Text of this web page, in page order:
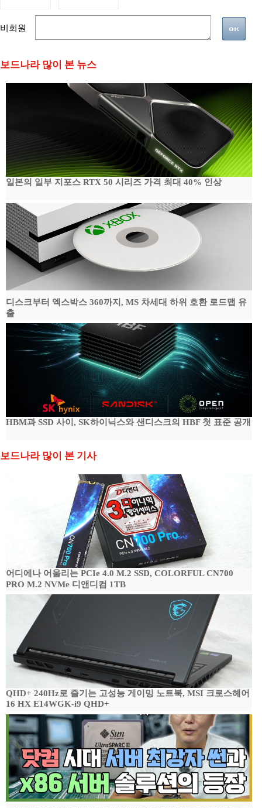
비회원
보드나라 많이 본 뉴스
일본의 일부 지포스 RTX 50 시리즈 가격 최대 40% 인상
디스크부터 엑스박스 360까지, MS 차세대 하위 호환 로드맵 유
출
HBM과 SSD 사이, SK하이닉스와 샌디스크의 HBF 첫 표준 공개
보드나라 많이 본 기사
어디에나 어울리는 PCIe 4.0 M.2 SSD, COLORFUL CN700
PRO M.2 NVMe 디앤디컴 1TB
QHD+ 240Hz로 즐기는 고성능 게이밍 노트북, MSI 크로스헤어
16 HX E14WGK-i9 QHD+